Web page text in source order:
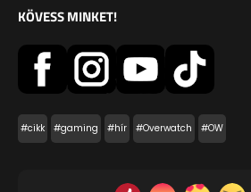
KÖVESS MINKET!
#cikk #gaming #hír #Overwatch #OW